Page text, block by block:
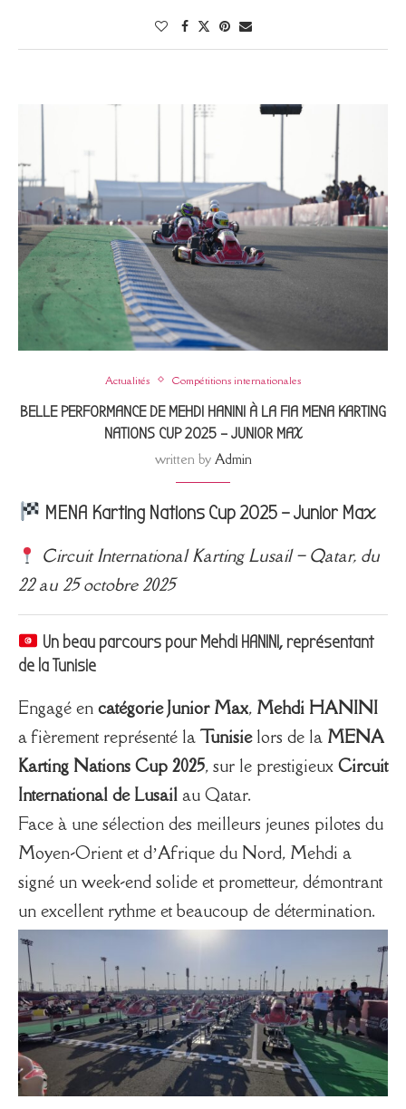
Actualités Compétitions internationales
BELLE PERFORMANCE DE MEHDI HANINI À LA FIA MENA KARTING
NATIONS CUP 2025 – JUNIOR MAX
written by Admin
MENA Karting Nations Cup 2025 – Junior Max
Circuit International Karting Lusail – Qatar, du
22 au 25 octobre 2025
Un beau parcours pour Mehdi HANINI, représentant
de la Tunisie
Engagé en catégorie Junior Max, Mehdi HANINI
a fièrement représenté la Tunisielors de la MENA
Karting Nations Cup 2025, sur le prestigieux Circuit
International de Lusail au Qatar.
Face à une sélection des meilleurs jeunes pilotes du
Moyen-Orient et d’Afrique du Nord, Mehdi a
signé un week-end solide et prometteur, démontrant
un excellent rythme et beaucoup de détermination.